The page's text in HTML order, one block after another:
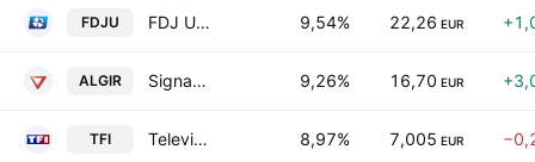
FDJU FDJ United 9,54% 22,26 EUR
ALGIR Signaux Girod SA 9,26% 16,70 EUR
TFI Television Francaise 1 SA 8,97% 7,005 EUR